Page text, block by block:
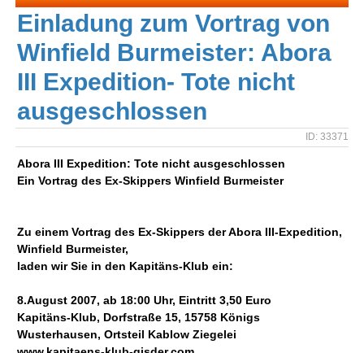
Einladung zum Vortrag von
Winfield Burmeister: Abora
III Expedition- Tote nicht
ausgeschlossen
ID: 33371
Abora III Expedition: Tote nicht ausgeschlossen
Ein Vortrag des Ex-Skippers Winfield Burmeister
Zu einem Vortrag des Ex-Skippers der Abora III-Expedition,
Winfield Burmeister,
laden wir Sie in den Kapitäns-Klub ein:
8.August 2007, ab 18:00 Uhr, Eintritt 3,50 Euro
Kapitäns-Klub, Dorfstraße 15, 15758 Königs
Wusterhausen, Ortsteil Kablow Ziegelei